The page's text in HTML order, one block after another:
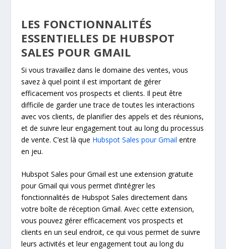
LES FONCTIONNALITÉS
ESSENTIELLES DE HUBSPOT
SALES POUR GMAIL
Si vous travaillez dans le domaine des ventes, vous
savez à quel point il est important de gérer
efficacement vos prospects et clients. Il peut être
difficile de garder une trace de toutes les interactions
avec vos clients, de planifier des appels et des réunions,
et de suivre leur engagement tout au long du processus
de vente. C’est là que Hubspot Sales pour Gmail entre
en jeu.
Hubspot Sales pour Gmail est une extension gratuite
pour Gmail qui vous permet d’intégrer les
fonctionnalités de Hubspot Sales directement dans
votre boîte de réception Gmail. Avec cette extension,
vous pouvez gérer efficacement vos prospects et
clients en un seul endroit, ce qui vous permet de suivre
leurs activités et leur engagement tout au long du